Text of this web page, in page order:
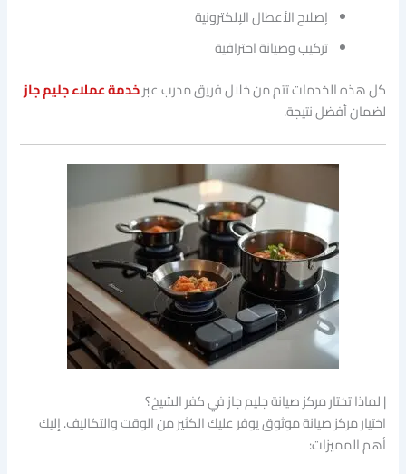
إصلاح الأعطال الإلكترونية
تركيب وصيانة احترافية
كل هذه الخدمات تتم من خلال فريق مدرب عبرخدمة عملاء جليم جاز
لضمان أفضل نتيجة.
| لماذا تختار مركز صيانة جليم جاز في كفر الشيخ؟
اختيار مركز صيانة موثوق يوفر عليك الكثير من الوقت والتكاليف. إليك
أهم المميزات: